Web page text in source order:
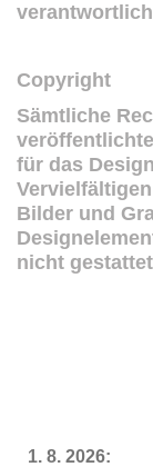
Copyright
Sämtliche
für das
Bilder und
nicht
1. 8. 2026: